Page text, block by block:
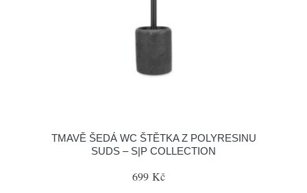
TMAVĚ ŠEDÁ WC ŠTĚTKA Z POLYRESINU
SUDS – S|P COLLECTION
699 Kč